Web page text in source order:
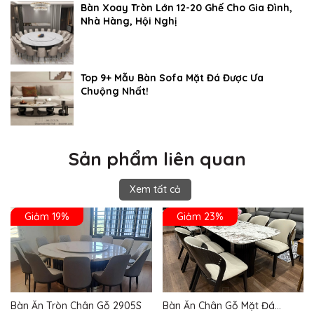
Bàn Xoay Tròn Lớn 12-20 Ghế Cho Gia Đình,
Nhà Hàng, Hội Nghị
Top 9+ Mẫu Bàn Sofa Mặt Đá Được Ưa
Chuộng Nhất!
Sản phẩm liên quan
Xem tất cả
Giảm 19%
Bàn Ăn Tròn Chân Gỗ 2905S
Giảm 23%
Bàn Ăn Chân Gỗ Mặt Đá